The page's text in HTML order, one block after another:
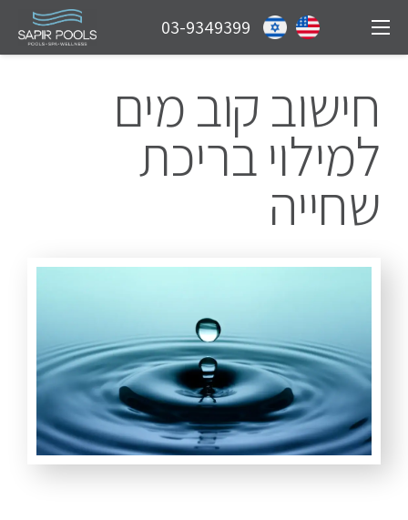
03-9349399
חישוב קוב מים
למילוי בריכת
שחייה